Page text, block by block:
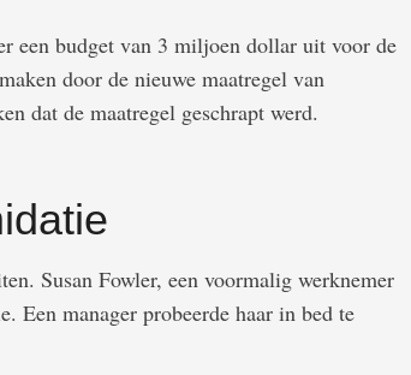
een budget van 3 miljoen dollar uit voor de
door de nieuwe maatregel van
dat de maatregel geschrapt werd.
Susan Fowler, een voormalig werknemer
Een manager probeerde haar in bed te